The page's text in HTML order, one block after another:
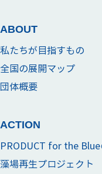
ABOUT
私たちが目指すもの
全国の展開マップ
団体概要
ACTION
PRODUCT for the
藻場再生プロジェクト